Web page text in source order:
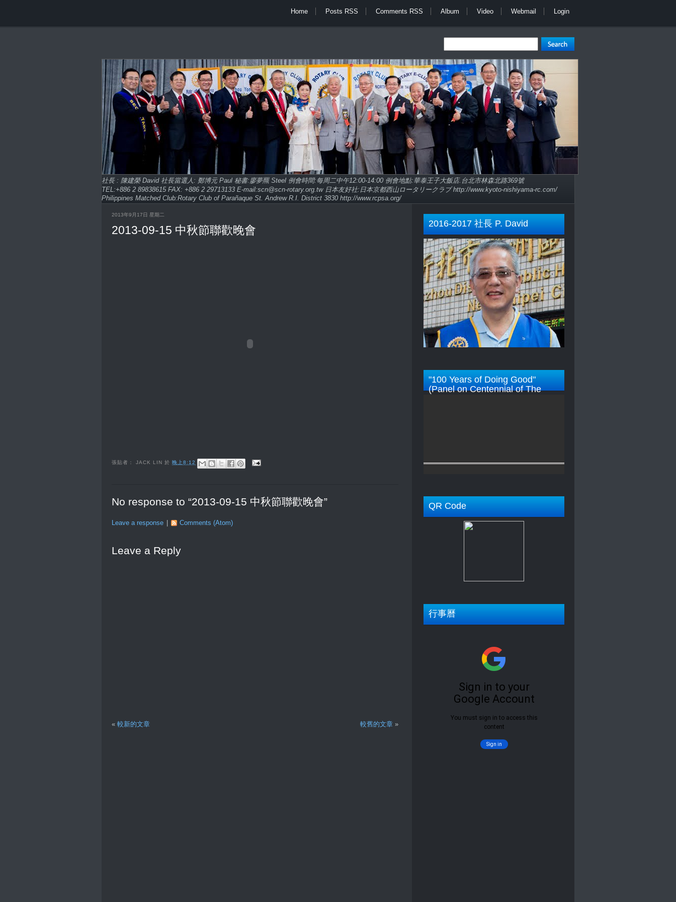
Home Posts RSS Comments RSS Album Video Webmail Login
社長 : 陳建榮 David 社長當選人: 鄭博元 Paul 秘書:廖夢羆 Steel 例會時間:每周二中午12:00-14:00 例會地點:華泰王子大飯店.台北市林森北路369號
TEL:+886 2 89838615 FAX: +886 2 29713133 E-mail:scn@scn-rotary.org.tw 日本友好社:日本京都西山ロータリークラブ http://www.kyoto-nishiyama-rc.com/
Philippines Matched Club:Rotary Club of Parañaque St. Andrew R.I. District 3830 http://www.rcpsa.org/
2013年9月17日 星期二
2013-09-15 中秋節聯歡晚會
張貼者：JACK LIN 於晚上8:12
No response to “2013-09-15 中秋節聯歡晚會”
Leave a response Comments (Atom)
Leave a Reply
« 較新的文章 較舊的文章 »
2016-2017 社長 P. David
"100 Years of Doing Good"
(Panel on Centennial of The
QR Code
行事曆